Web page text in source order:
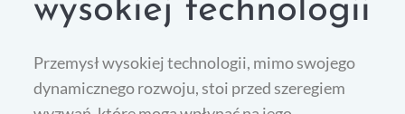
wysokiej technologii
Przemysł wysokiej technologii, mimo swojego
dynamicznego rozwoju, stoi przed szeregiem